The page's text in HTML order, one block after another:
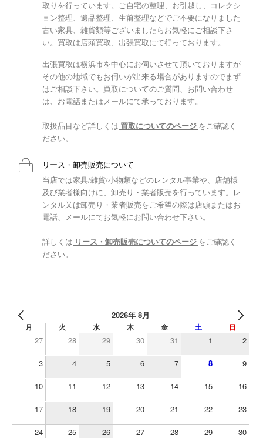
取りを行っています。ご自宅の整理、お引越し、コレクシ
ョン整理、遺品整理、生前整理などでご不要になりました
古い家具、雑貨類等ございましたらお気軽にご相談下さ
い。買取は店頭買取、出張買取にて行っております。
出張買取は横浜市を中心にお伺いさせて頂いておりますが
その他の地域でもお伺いが出来る場合がありますのでまず
はご相談下さい。買取についてのご質問、お問い合わせ
は、お電話またはメールにて承っております。
取扱品目など詳しくは 買取についてのページ をご確認く
ださい。
リース・卸売販売について
当店では家具/雑貨/小物類などのレンタル事業や、店舗様
及び業者様向けに、卸売り・業者販売を行っています。レ
ンタル又は卸売り・業者販売をご希望の際は店頭またはお
電話、メールにてお気軽にお問い合わせ下さい。
詳しくは リース・卸売販売についてのページ をご確認く
ださい。
2026年 8月
月 火 水 木 金 土 日
27 28 29 30 31 1 2
3 4 5 6 7 8 9
10 11 12 13 14 15 16
17 18 19 20 21 22 23
24 25 26 27 28 29 30